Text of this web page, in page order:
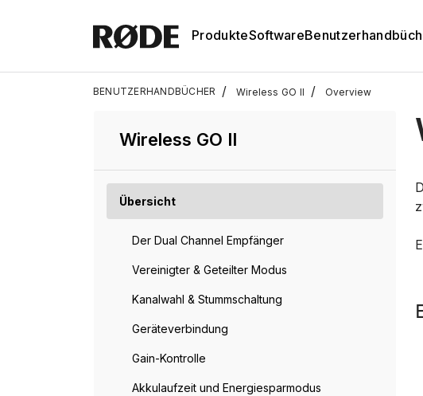
ProdukteSoftware
BENUTZERHANDBÜCHER / Wireless GO II / Overview
Wireless GO II
Übersicht
Der Dual Channel Empfänger
Vereinigter & Geteilter Modus
Kanalwahl & Stummschaltung
Geräteverbindung
Gain-Kontrolle
Akkulaufzeit und Energiesparmodus